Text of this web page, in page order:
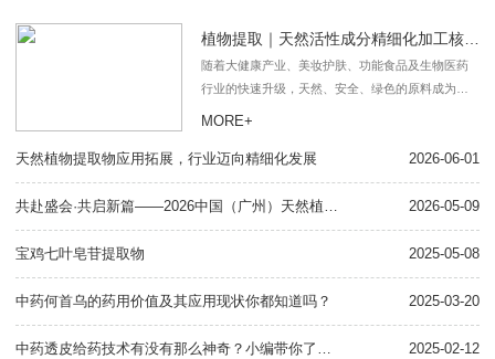
随着大健康产业、美妆护肤、功能食品及生物医药
行业的快速升级，天然、安全、绿色的原料成为市
式，..提取植物中黄酮、多糖、多酚、生物碱等活性
物质，是衔接天然植物资源与高端工业应用的关键
产业环节。植物提取是以各类天然草本、花果、中
药材等植物
MORE+
天然植物提取物应用拓展，行业迈向精细化发展 2026-06-01
共赴盛会·共启新篇——2026中国（广州）天然植物提取及健康原料产业博览会 2026-05-09
宝鸡七叶皂苷提取物 2025-05-08
中药何首乌的药用价值及其应用现状你都知道吗？ 2025-03-20
中药透皮给药技术有没有那么神奇？小编带你了解一下！ 2025-02-12